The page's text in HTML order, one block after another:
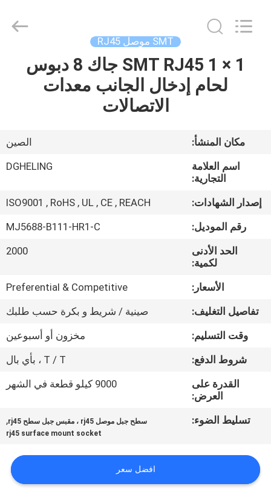
الصفحة
الرئيسية
معلومات
جولة
مراقبة
الجودة
اتصل
اطلب
خريطة
SMT موصل RJ45
1 × 1 SMT RJ45 جاك 8 دبوس
لحام إدخال الجانب معدات
الاتصالات
مكان المنشأ:
الصين
اسم العلامة
التجارية:
DGHELING
إصدار الشهادات:
ISO9001 , RoHS , UL , CE , REACH
رقم الموديل:
MJ5688-B111-HR1-C
الحد الأدنى
لكمية:
2000
الأسعار:
Preferential & Competitive
تفاصيل التغليف:
صينية / شريط و بكرة حسب طلبك
وقت التسليم:
مخزون أو أسبوعين
شروط الدفع:
T / T ، بأي بال
القدرة على
العرض:
9000 كيلو قطعة في الشهر
تسليط الضوء: سطح جبل موصل rj45 ، مقبس جبل سطح rj45 ,
rj45 surface mount socket
افضل سعر